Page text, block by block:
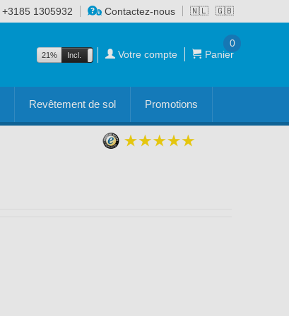
🇳🇱 🇬🇧
+3185 1305932 Contactez-nous
21% Incl. Excl. Votre compte Panier
0
Revêtement de sol Promotions